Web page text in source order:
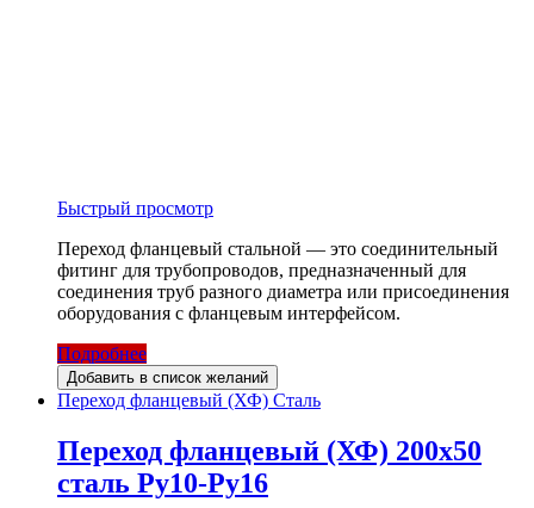
Быстрый просмотр
Переход фланцевый стальной — это соединительный
фитинг для трубопроводов, предназначенный для
соединения труб разного диаметра или присоединения
оборудования с фланцевым интерфейсом.
Подробнее
Добавить в список желаний
Переход фланцевый (ХФ) Сталь
Переход фланцевый (ХФ) 200х50
сталь Ру10-Ру16